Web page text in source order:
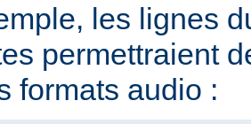
les lignes
permettraient
formats audio :